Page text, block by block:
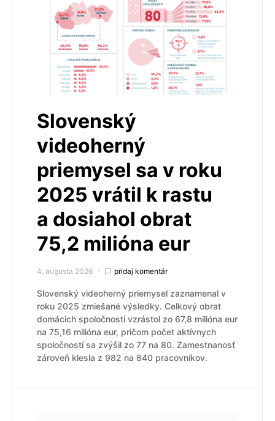
Slovenský
videoherný
priemysel sa v roku
2025 vrátil k rastu
a dosiahol obrat
75,2 milióna eur
4. augusta 2026 pridaj komentár
Slovenský videoherný priemysel zaznamenal v
roku 2025 zmiešané výsledky. Celkový obrat
domácich spoločností vzrástol zo 67,8 milióna eur
na 75,16 milióna eur, pričom počet aktívnych
spoločností sa zvýšil zo 77 na 80. Zamestnanosť
zároveň klesla z 982 na 840 pracovníkov.